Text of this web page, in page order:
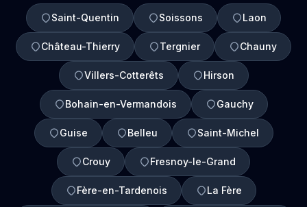
Saint-Quentin Soissons Laon
Château-Thierry Tergnier Chauny
Villers-Cotterêts Hirson
Bohain-en-Vermandois Gauchy
Guise Belleu Saint-Michel
Crouy Fresnoy-le-Grand
Fère-en-Tardenois La Fère